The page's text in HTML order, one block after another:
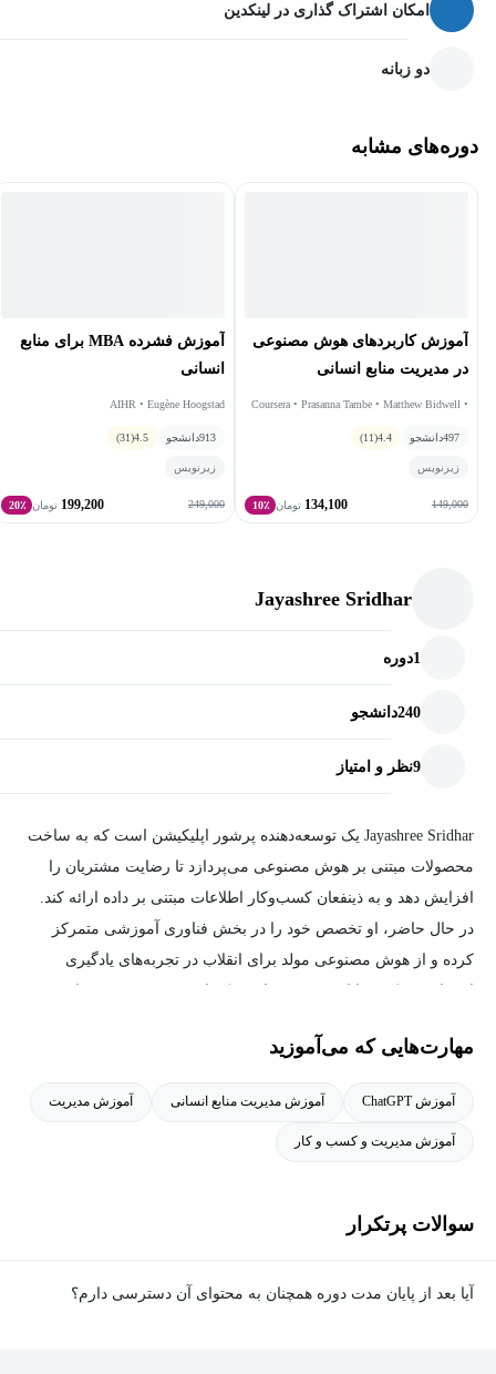
امکان اشتراک گذاری در لینکدین
دو زبانه
دوره‌های مشابه
آموزش کاربردهای هوش مصنوعی
در مدیریت منابع انسانی
Coursera • Prasanna Tambe • Matthew Bidwell •
497دانشجو 4.4
(11)
زیرنویس
149,000
134,100 تومان 10٪
آموزش فشرده MBA برای منابع
انسانی
AIHR • Eugène Hoogstad
913دانشجو 4.5
(31)
زیرنویس
249,000
199,200 تومان 20٪
Jayashree Sridhar
1دوره
240دانشجو
9نظر و امتیاز
Jayashree Sridhar یک توسعه‌دهنده پرشور اپلیکیشن است که به ساخت
محصولات مبتنی بر هوش مصنوعی می‌پردازد تا رضایت مشتریان را
افزایش دهد و به ذینفعان کسب‌وکار اطلاعات مبتنی بر داده ارائه کند.
در حال حاضر، او تخصص خود را در بخش فناوری آموزشی متمرکز
کرده و از هوش مصنوعی مولد برای انقلاب در تجربه‌های یادگیری
پایدار سازمان ملل متحد مشارکت می‌کند: حذف گرسنگی، آب و
مهارت‌هایی که می‌آموزید
آموزش ChatGPT آموزش مدیریت منابع انسانی آموزش مدیریت
آموزش مدیریت و کسب و کار
سوالات پرتکرار
آیا بعد از پایان مدت دوره همچنان به محتوای آن دسترسی دارم؟